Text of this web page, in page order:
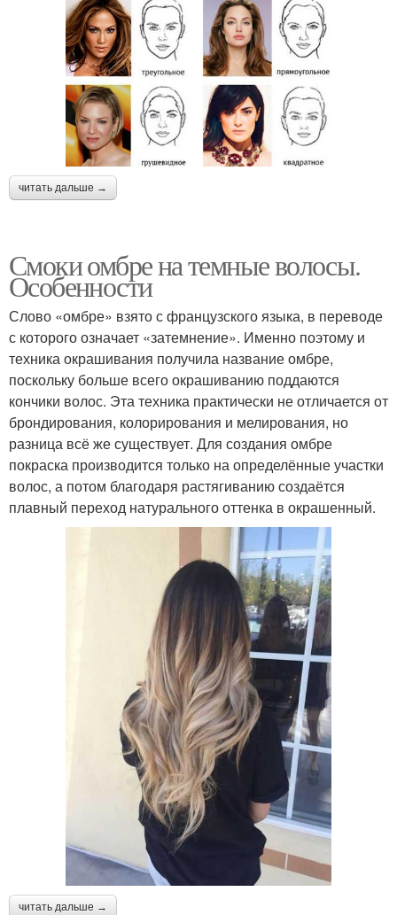
читать дальше →
Смоки омбре на темные волосы.
Особенности
Слово «омбре» взято с французского языка, в переводе
с которого означает «затемнение». Именно поэтому и
техника окрашивания получила название омбре,
поскольку больше всего окрашиванию поддаются
кончики волос. Эта техника практически не отличается от
брондирования, колорирования и мелирования, но
разница всё же существует. Для создания омбре
покраска производится только на определённые участки
волос, а потом благодаря растягиванию создаётся
плавный переход натурального оттенка в окрашенный.
читать дальше →